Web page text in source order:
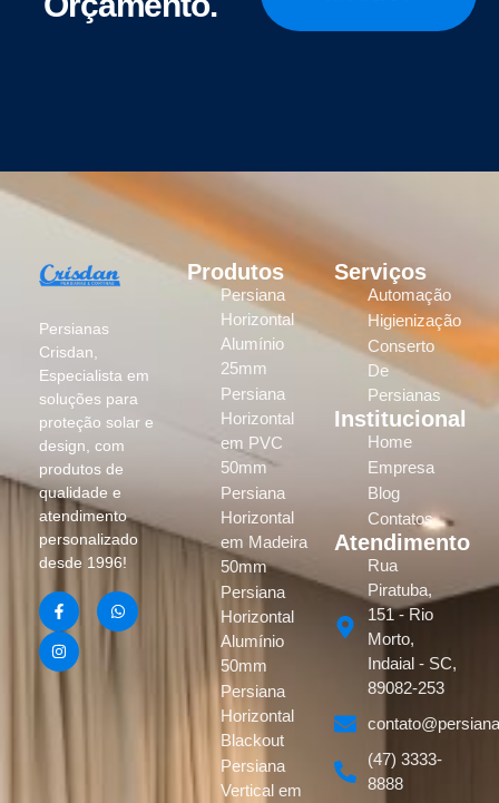
Persianas
Crisdan,
Especialista em
soluções para
proteção solar e
design, com
produtos de
qualidade e
atendimento
personalizado
desde 1996!
Produtos
Persiana
Horizontal
Alumínio
25mm
Persiana
Horizontal
em PVC
50mm
Persiana
Horizontal
em Madeira
50mm
Persiana
Horizontal
Alumínio
50mm
Persiana
Horizontal
Blackout
Persiana
Vertical em
Serviços
Automação
Higienização
Conserto
De
Persianas
Institucional
Home
Empresa
Blog
Contatos
Atendimento
Rua
Piratuba,
151 - Rio
Morto,
Indaial - SC,
89082-253
(47) 3333-
8888